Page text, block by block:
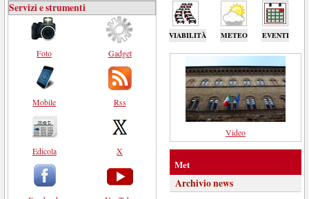
VIABILITÀ METEO EVENTI
Servizi e strumenti
Foto
Mobile
Edicola
Gadget
Rss
X
Video
Met
Archivio news